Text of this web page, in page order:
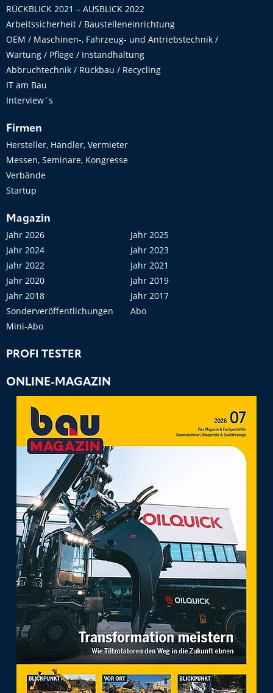
RÜCKBLICK 2021 – AUSBLICK 2022
Arbeitssicherheit / Baustelleneinrichtung
OEM / Maschinen-, Fahrzeug- und Antriebstechnik /
Wartung / Pflege / Instandhaltung
Abbruchtechnik / Rückbau / Recycling
IT am Bau
Interview´s
Firmen
Hersteller, Händler, Vermieter
Messen, Seminare, Kongresse
Verbände
Startup
Magazin
Jahr 2026
Jahr 2025
Jahr 2024
Jahr 2023
Jahr 2022
Jahr 2021
Jahr 2020
Jahr 2019
Jahr 2018
Jahr 2017
Sonderveröffentlichungen
Abo
Mini-Abo
PROFI TESTER
ONLINE-MAGAZIN